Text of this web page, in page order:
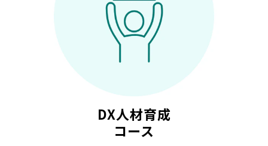
DX人材育成
コース